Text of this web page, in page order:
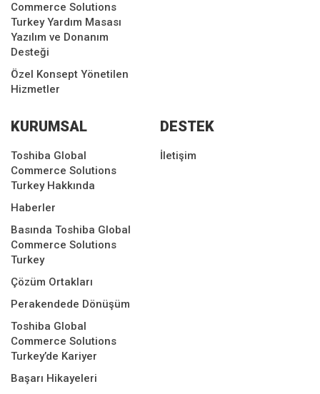
Commerce Solutions
Turkey Yardım Masası
Yazılım ve Donanım
Desteği
Özel Konsept Yönetilen
Hizmetler
KURUMSAL
Toshiba Global
Commerce Solutions
Turkey Hakkında
Haberler
Basında Toshiba Global
Commerce Solutions
Turkey
Çözüm Ortakları
Perakendede Dönüşüm
Toshiba Global
Commerce Solutions
Turkey’de Kariyer
Başarı Hikayeleri
DESTEK
İletişim